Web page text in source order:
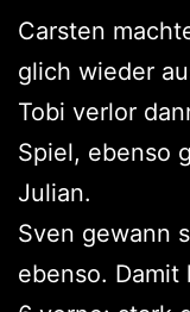
Carsten
glich wieder
Tobi verlor
Spiel, ebenso
Julian.
Sven gewann
ebenso. Damit